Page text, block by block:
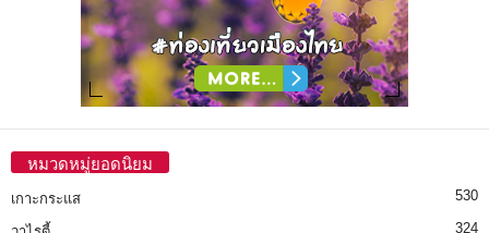
หมวดหมู่ยอดนิยม
เกาะกระแส 530
324